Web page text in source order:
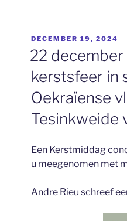
GEPLAATST
OP
DECEMBER 19, 2024
22 december
kerstsfeer in
Oekraïense
Tesinkweide
Een Kerstmiddag
u meegenomen met
Andre Rieu schreef